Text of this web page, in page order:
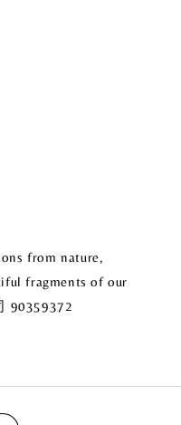
from nature,
fragments of our
90359372